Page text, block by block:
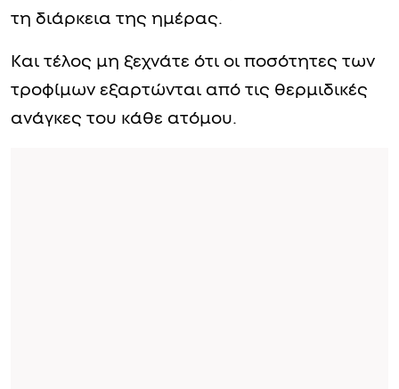
τη διάρκεια της ημέρας.
Και τέλος μη ξεχνάτε ότι οι ποσότητες των
τροφίμων εξαρτώνται από τις θερμιδικές
ανάγκες του κάθε ατόμου.